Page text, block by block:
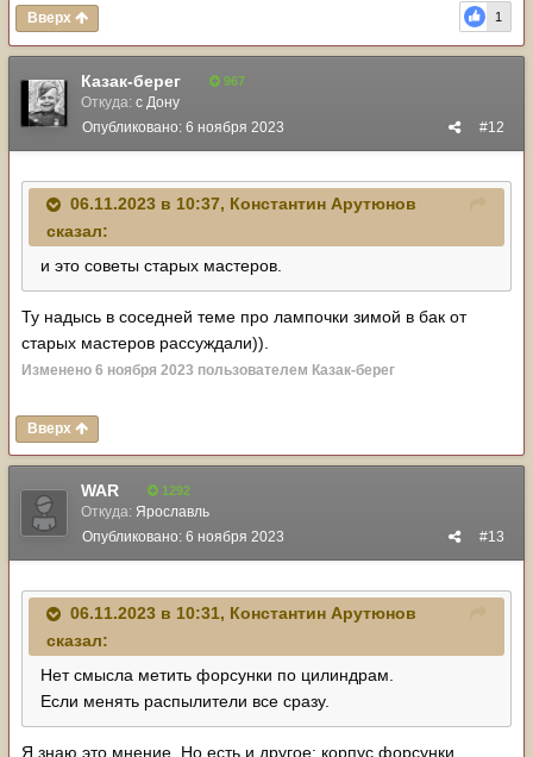
1
Вверх
Казак-берег 967
Откуда: с Дону
#12
Опубликовано: 6 ноября 2023
06.11.2023 в 10:37, Константин Арутюнов
сказал:
и это советы старых мастеров.
Ту надысь в соседней теме про лампочки зимой в бак от
старых мастеров рассуждали)).
Изменено 6 ноября 2023 пользователем Казак-берег
Вверх
WAR 1292
Откуда: Ярославль
#13
Опубликовано: 6 ноября 2023
06.11.2023 в 10:31, Константин Арутюнов
сказал:
Нет смысла метить форсунки по цилиндрам.
Если менять распылители все сразу.
Я знаю это мнение. Но есть и другое: корпус форсунки